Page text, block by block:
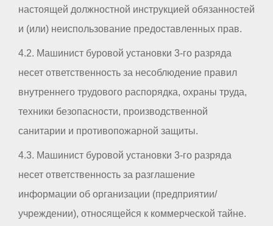
настоящей должностной инструкцией обязанностей
и (или) неиспользование предоставленных прав.
4.2. Машинист буровой установки 3-го разряда
несет ответственность за несоблюдение правил
внутреннего трудового распорядка, охраны труда,
техники безопасности, производственной
санитарии и противопожарной защиты.
4.3. Машинист буровой установки 3-го разряда
несет ответственность за разглашение
информации об организации (предприятии/
учреждении), относящейся к коммерческой тайне.